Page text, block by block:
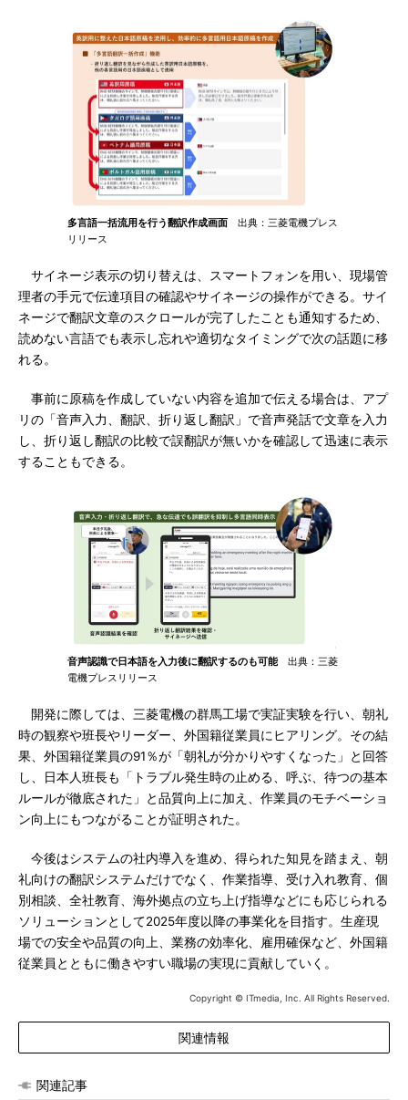
多言語一括流用を行う翻訳作成画面 出典：三菱電機プレス
リリース
サイネージ表示の切り替えは、スマートフォンを用い、現場管
理者の手元で伝達項目の確認やサイネージの操作ができる。サイ
ネージで翻訳文章のスクロールが完了したことも通知するため、
読めない言語でも表示し忘れや適切なタイミングで次の話題に移
れる。
事前に原稿を作成していない内容を追加で伝える場合は、アプ
リの「音声入力、翻訳、折り返し翻訳」で音声発話で文章を入力
し、折り返し翻訳の比較で誤翻訳が無いかを確認して迅速に表示
することもできる。
音声認識で日本語を入力後に翻訳するのも可能出典：三菱
電機プレスリリース
開発に際しては、三菱電機の群馬工場で実証実験を行い、朝礼
時の観察や班長やリーダー、外国籍従業員にヒアリング。その結
果、外国籍従業員の91％が「朝礼が分かりやすくなった」と回答
し、日本人班長も「トラブル発生時の止める、呼ぶ、待つの基本
ルールが徹底された」と品質向上に加え、作業員のモチベーショ
ン向上にもつながることが証明された。
今後はシステムの社内導入を進め、得られた知見を踏まえ、朝
礼向けの翻訳システムだけでなく、作業指導、受け入れ教育、個
別相談、全社教育、海外拠点の立ち上げ指導などにも応じられる
ソリューションとして2025年度以降の事業化を目指す。生産現
場での安全や品質の向上、業務の効率化、雇用確保など、外国籍
従業員とともに働きやすい職場の実現に貢献していく。
Copyright © ITmedia, Inc. All Rights Reserved.
関連情報
関連記事